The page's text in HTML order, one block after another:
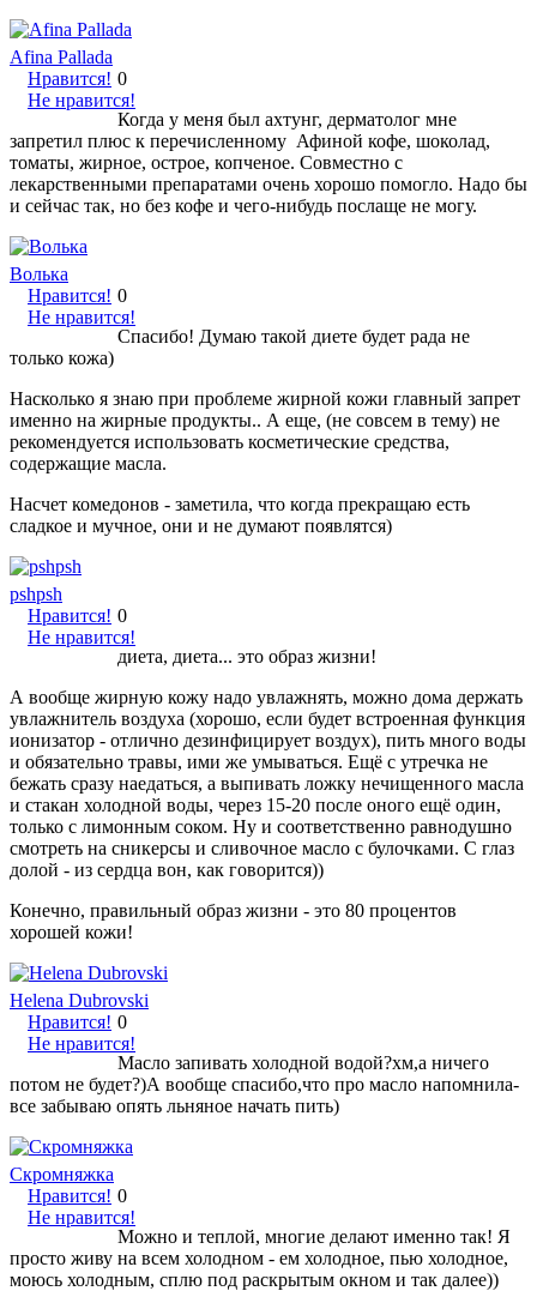
Afina Pallada
Нравится!
Не нравится!
0
Когда у меня был ахтунг, дерматолог мне
запретил плюс к перечисленному Афиной кофе, шоколад,
томаты, жирное, острое, копченое. Совместно с
лекарственными препаратами очень хорошо помогло. Надо бы
и сейчас так, но без кофе и чего-нибудь послаще не могу.
Волька
Нравится!
Не нравится!
0
Спасибо! Думаю такой диете будет рада не
только кожа)
Насколько я знаю при проблеме жирной кожи главный запрет
именно на жирные продукты.. А еще, (не совсем в тему) не
рекомендуется использовать косметические средства,
содержащие масла.
Насчет комедонов - заметила, что когда прекращаю есть
сладкое и мучное, они и не думают появлятся)
pshpsh
Нравится!
Не нравится!
0
диета, диета... это образ жизни!
А вообще жирную кожу надо увлажнять, можно дома держать
увлажнитель воздуха (хорошо, если будет встроенная функция
ионизатор - отлично дезинфицирует воздух), пить много воды
и обязательно травы, ими же умываться. Ещё с утречка не
бежать сразу наедаться, а выпивать ложку нечищенного масла
и стакан холодной воды, через 15-20 после оного ещё один,
только с лимонным соком. Ну и соответственно равнодушно
смотреть на сникерсы и сливочное масло с булочками. С глаз
долой - из сердца вон, как говорится))
Конечно, правильный образ жизни - это 80 процентов
хорошей кожи!
Helena Dubrovski
Нравится!
Не нравится!
0
Масло запивать холодной водой?хм,а ничего
потом не будет?)А вообще спасибо,что про масло напомнила-
все забываю опять льняное начать пить)
Скромняжка
Нравится!
Не нравится!
0
Можно и теплой, многие делают именно так! Я
просто живу на всем холодном - ем холодное, пью холодное,
моюсь холодным, сплю под раскрытым окном и так далее))